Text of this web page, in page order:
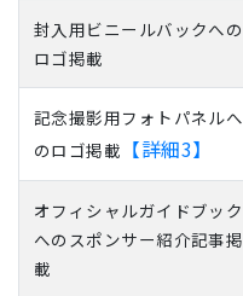
封入用ビニールバックへの
ロゴ掲載
記念撮影用フォトパネルへ
のロゴ掲載 【詳細3】
オフィシャルガイドブック
へのスポンサー紹介記事掲
載